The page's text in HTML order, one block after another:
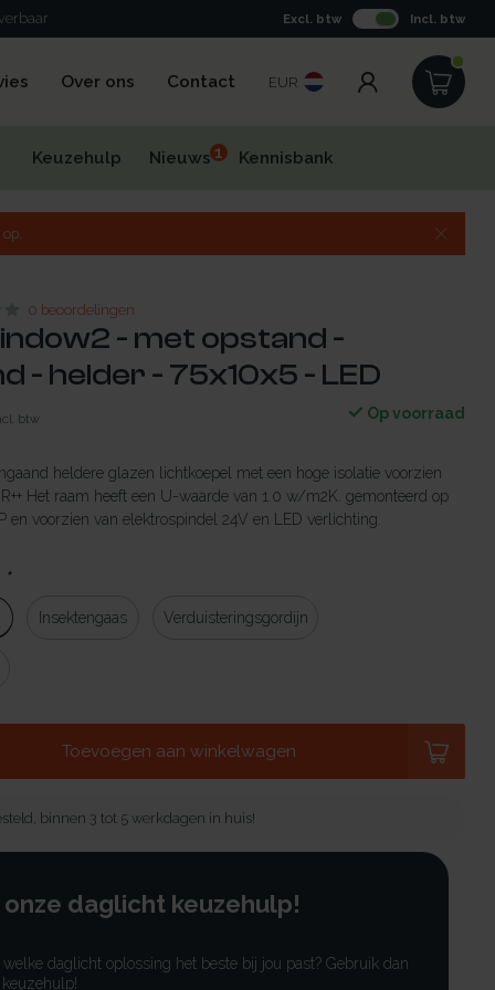
Excl. btw Incl. btw
Over ons Contact EUR
Keuzehulp Nieuws1 Kennisbank
0 beoordelingen
- met opstand -
- helder - 75x10x5 - LED
btw Op voorraad
heldere glazen lichtkoepel met een hoge isolatie voorzien
Het raam heeft een U-waarde van 1.0 w/m2K. gemonteerd op
en voorzien van elektrospindel 24V en LED verlichting.
*
Insektengaas Verduisteringsgordijn
Toevoegen aan winkelwagen
binnen 3 tot 5 werkdagen in huis!
onze daglicht keuzehulp!
daglicht oplossing het beste bij jou past? Gebruik dan